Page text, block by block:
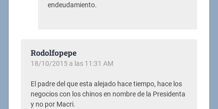
endeudamiento.
Rodolfopepe
18/10/2015 a las 11:31 AM
El padre del que esta alejado hace tiempo, hace los
negocios con los chinos en nombre de la Presidenta
y no por Macri.